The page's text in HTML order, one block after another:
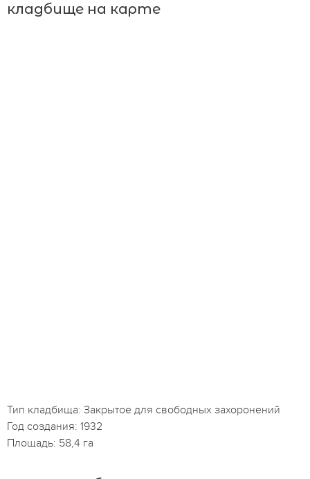
кладбище на карте
Тип кладбища: Закрытое для свободных захоронений
Год создания: 1932
Площадь: 58,4 га